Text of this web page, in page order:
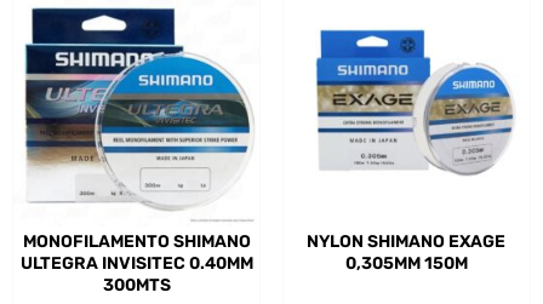
MONOFILAMENTO SHIMANO
ULTEGRA INVISITEC 0.40MM
300MTS
NYLON SHIMANO EXAGE
0,305MM 150M